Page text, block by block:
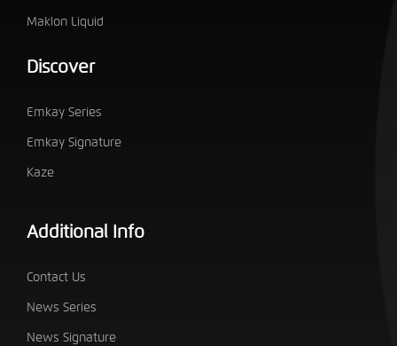
Maklon Liquid
Discover
Emkay Series
Emkay Signature
Kaze
Additional Info
Contact Us
News Series
News Signature